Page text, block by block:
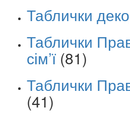
Таблички
Таблички
сім’ї (81)
Таблички
(41)